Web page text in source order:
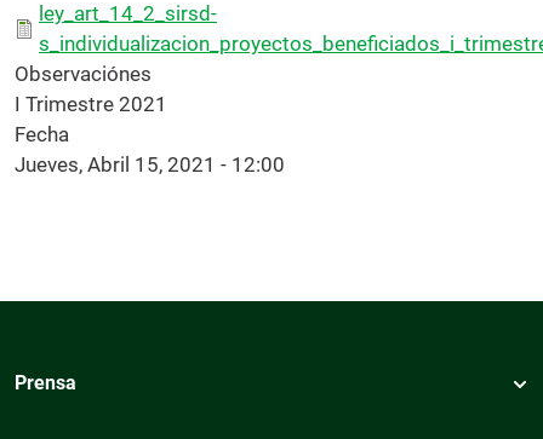
ley_art_14_2_sirsd-
Observaciónes
I Trimestre 2021
Fecha
Jueves, Abril 15, 2021 - 12:00
Prensa